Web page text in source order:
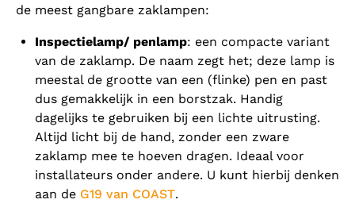
de meest gangbare zaklampen:
Inspectielamp/ penlamp: een compacte variant
van de zaklamp. De naam zegt het; deze lamp is
meestal de grootte van een (flinke) pen en past
dus gemakkelijk in een borstzak. Handig
dagelijks te gebruiken bij een lichte uitrusting.
Altijd licht bij de hand, zonder een zware
zaklamp mee te hoeven dragen. Ideaal voor
installateurs onder andere. U kunt hierbij denken
aan de G19 van COAST.